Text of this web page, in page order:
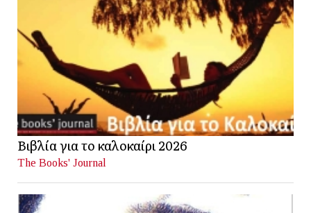
Βιβλία για το καλοκαίρι 2026
The Books' Journal